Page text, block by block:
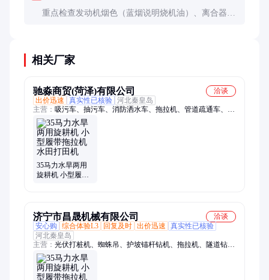
重点检查发动机烟色（蓝烟说明烧机油）、离合器是
相关厂家
驰淼商贸(菏泽)有限公司
洽谈
出价迅速
真实性已核验 河北秦皇岛
主营： 吸污车、抽污车、消防洒水车、拖拉机、管道疏通车、真
空抽粪车、真空吸粪车、管道吸粪车、厕所吸粪车、高压抽粪
车、环卫抽粪车、化粪池清理车、化粪池抽粪车、下水道疏通
车、分离式吸粪车、厕所疏通抽粪车、路面降温喷洒车、罐体吸
粪清理车、厕所改造抽粪车、物业垃圾清运车、吸污疏通一体
车、管道抽粪清理车、三轮挂桶垃圾车
35马力水旱两用
旋耕机 小型履带
济宁市昌晟机械有限公司
洽谈
安心购
综合体验L3 回复及时 出价迅速
真实性已核验
河北秦皇岛
主营： 光伏打桩机、蜘蛛吊、护坡锚杆钻机、拖拉机、隧道钻
机、电动叉车、取芯钻机、潜孔钻机、光伏板安装车、护栏打桩
机、支护钻机、抗浮锚杆钻机、螺旋钻机、地基打桩机、运输
车、吊改钻、履带底盘、旋挖钻机、水井钻机、照明车、静压桩